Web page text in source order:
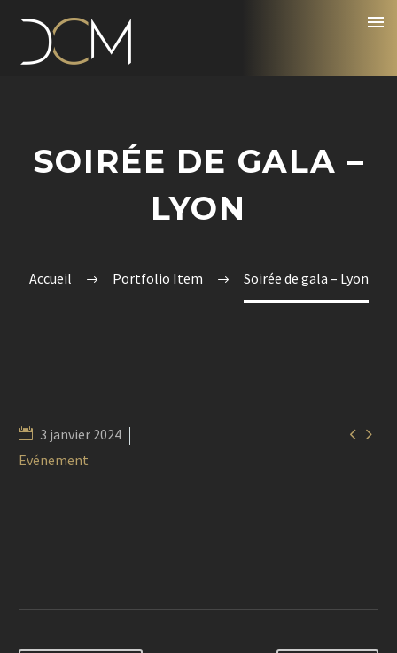
SOIRÉE DE GALA –
LYON
Accueil Portfolio Item Soirée de gala – Lyon
 
3 janvier 2024
Evénement